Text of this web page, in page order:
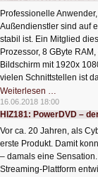
Hilfsmittel
Professionelle
Außendienstler sind auf
stabil ist. Ein Mitglied
Prozessor, 8 GByte
Bildschirm mit 1920x
vielen Schnittstellen ist
Weiterlesen …
Notebook
für
Profis
16.06.2018 18:00
HIZ181: PowerDVD –
Vor ca. 20 Jahren, als
erste Produkt. Damit
– damals eine
Streaming-Plattform